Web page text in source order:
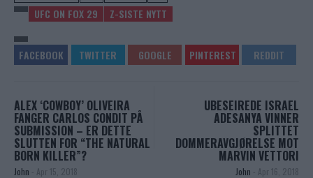
UFC ON FOX 29 Z-SISTE NYTT
ALEX ‘COWBOY’ OLIVEIRA
FANGER CARLOS CONDIT PÅ
SUBMISSION – ER DETTE
SLUTTEN FOR “THE NATURAL
BORN KILLER”?
John - Apr 15, 2018
UBESEIREDE ISRAEL
ADESANYA VINNER
SPLITTET
DOMMERAVGJØRELSE MOT
MARVIN VETTORI
John - Apr 16, 2018